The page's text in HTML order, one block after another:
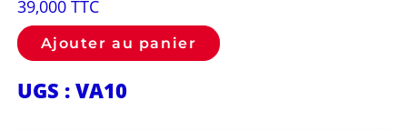
39,000 TTC
Ajouter au panier
UGS : VA10